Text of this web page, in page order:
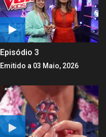
Episódio 3
Emitido a 03 Maio, 2026